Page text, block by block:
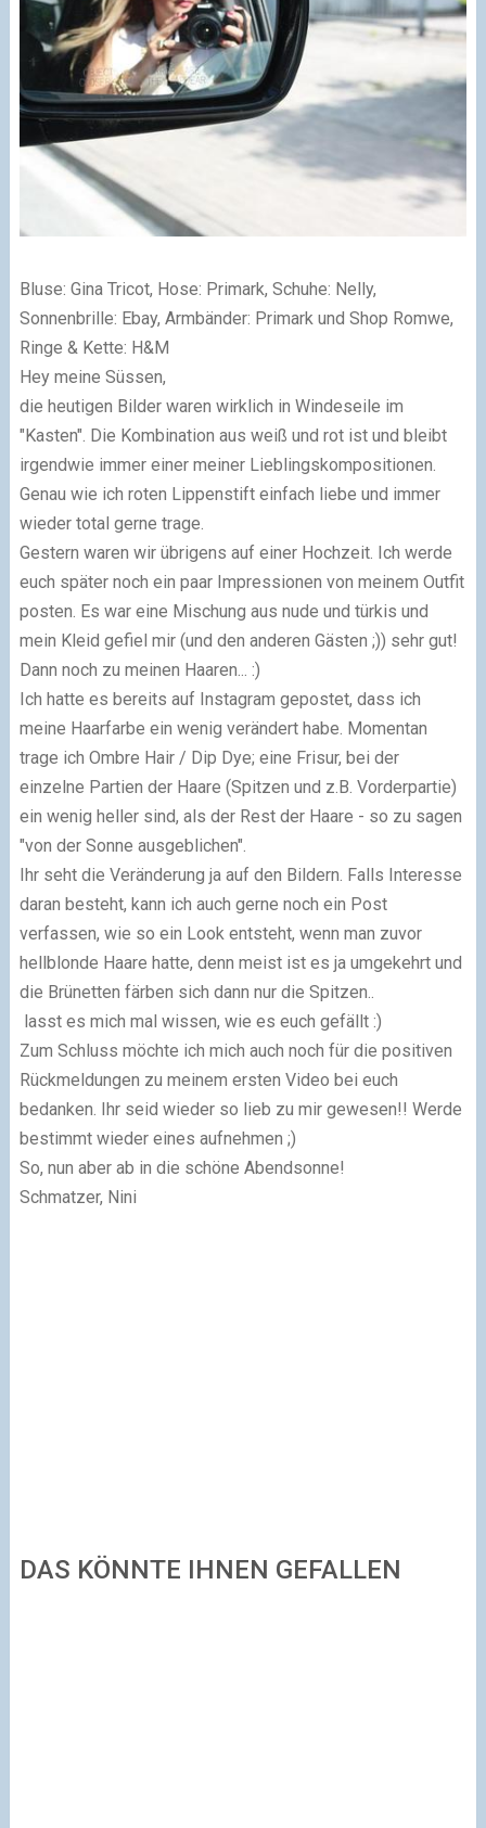
Bluse: Gina Tricot, Hose: Primark, Schuhe: Nelly,
Sonnenbrille: Ebay, Armbänder: Primark und Shop Romwe,
Ringe & Kette: H&M
Hey meine Süssen,
die heutigen Bilder waren wirklich in Windeseile im
"Kasten". Die Kombination aus weiß und rot ist und bleibt
irgendwie immer einer meiner Lieblingskompositionen.
Genau wie ich roten Lippenstift einfach liebe und immer
wieder total gerne trage.
Gestern waren wir übrigens auf einer Hochzeit. Ich werde
euch später noch ein paar Impressionen von meinem Outfit
posten. Es war eine Mischung aus nude und türkis und
mein Kleid gefiel mir (und den anderen Gästen ;)) sehr gut!
Dann noch zu meinen Haaren... :)
Ich hatte es bereits auf Instagram gepostet, dass ich
meine Haarfarbe ein wenig verändert habe. Momentan
trage ich Ombre Hair / Dip Dye; eine Frisur, bei der
einzelne Partien der Haare (Spitzen und z.B. Vorderpartie)
ein wenig heller sind, als der Rest der Haare - so zu sagen
"von der Sonne ausgeblichen".
Ihr seht die Veränderung ja auf den Bildern. Falls Interesse
daran besteht, kann ich auch gerne noch ein Post
verfassen, wie so ein Look entsteht, wenn man zuvor
hellblonde Haare hatte, denn meist ist es ja umgekehrt und
die Brünetten färben sich dann nur die Spitzen..
lasst es mich mal wissen, wie es euch gefällt :)
Zum Schluss möchte ich mich auch noch für die positiven
Rückmeldungen zu meinem ersten Video bei euch
bedanken. Ihr seid wieder so lieb zu mir gewesen!! Werde
bestimmt wieder eines aufnehmen ;)
So, nun aber ab in die schöne Abendsonne!
Schmatzer, Nini
DAS KÖNNTE IHNEN GEFALLEN